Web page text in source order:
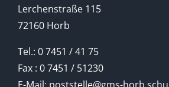
Lerchenstraße 115
72160 Horb
Tel.: 0 7451 / 41 75
Fax : 0 7451 / 51230